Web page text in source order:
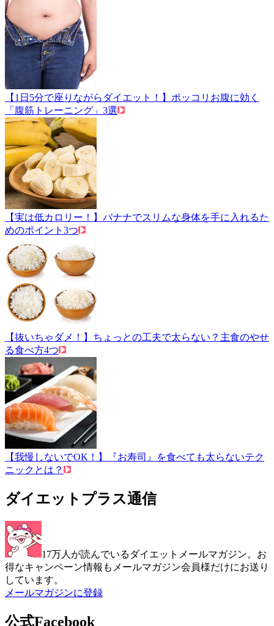
【1日5分で座りながらダイエット！】ポッコリお腹に効く
「腹筋トレーニング」3選
【実は低カロリー！】バナナでスリムな身体を手に入れるた
めのポイント3つ
【抜いちゃダメ！】ちょっとの工夫で太らない？主食のやせ
る食べ方4つ
【我慢しないでOK！】『お寿司』を食べても太らないテク
ニックとは？
ダイエットプラス通信
17万人が読んでいるダイエットメールマガジン。お
得なキャンペーン情報もメールマガジン会員様だけにお送り
しています。
メールマガジンに登録
公式Facebook